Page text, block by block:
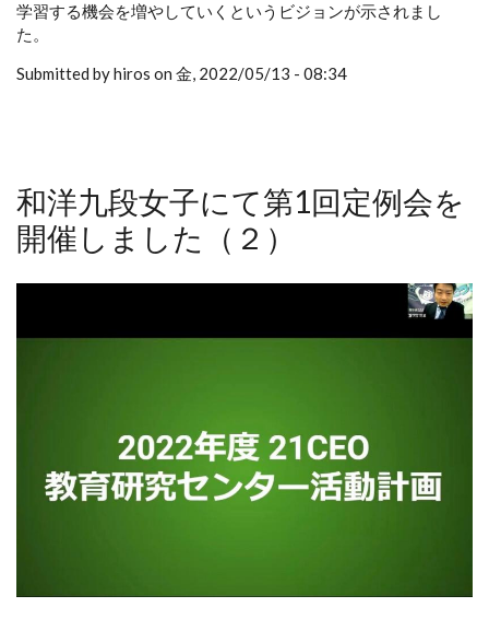
学習する機会を増やしていくというビジョンが示されまし
た。
Submitted by hiros on 金, 2022/05/13 - 08:34
和洋九段女子にて第1回定例会を
開催しました（２）